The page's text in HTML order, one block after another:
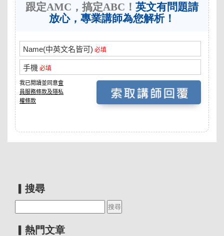
跟定AMC，搞定ABC！ 英文有問題請
放心，專業講師為您解析！
▎搜尋
▎熱門文章